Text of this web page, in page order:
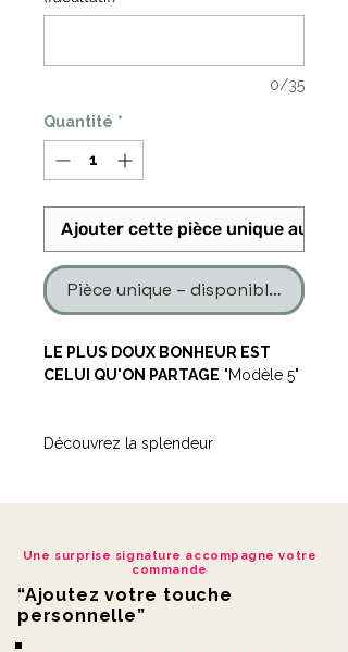
0/35
Quantité *
Ajouter cette pièce unique au
Pièce unique – disponible en un
LE PLUS DOUX BONHEUR EST
CELUI QU'ON PARTAGE "Modèle 5"
Découvrez la splendeur
avec des déco fleurs séchées
soigneusement choisies, pour créer
Une surprise signature accompagne votre
commande
“Ajoutez votre touche
personnelle”